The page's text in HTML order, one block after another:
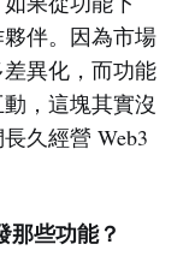
伴。因為市場
異化，而功能
，這塊其實沒
久經營 Web3
些功能？